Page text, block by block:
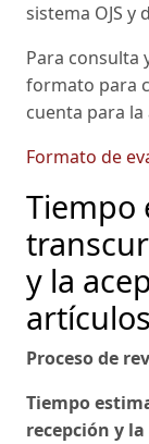
sistema OJS y
Para consulta
formato para
cuenta para
Formato de
Tiempo
y la
artículos
Proceso de
Tiempo
recepción y